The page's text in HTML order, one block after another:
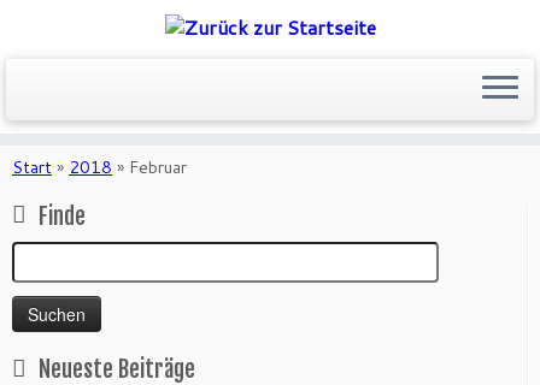
Inhalt
Start » 2018 » Februar
Finde
Suchen
nach:
Neueste Beiträge